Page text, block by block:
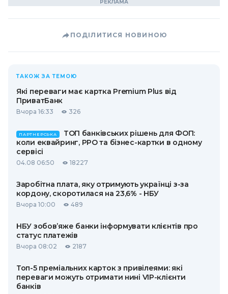
ПОДІЛИТИСЯ НОВИНОЮ
ТАКОЖ ЗА ТЕМОЮ
Які переваги має картка Premium Plus від
ПриватБанк
Вчора 16:33 326
ПАРТНЕРСЬКА
ТОП банківських рішень для ФОП:
коли еквайринг, РРО та бізнес-картки в одному
сервісі
04.08 06:50 18227
Заробітна плата, яку отримують українці з-за
кордону, скоротилася на 23,6% - НБУ
Вчора 10:00 489
НБУ зобов’яже банки інформувати клієнтів про
статус платежів
Вчора 08:02 2187
Топ-5 преміальних карток з привілеями: які
переваги можуть отримати нині VIP-клієнти
банків